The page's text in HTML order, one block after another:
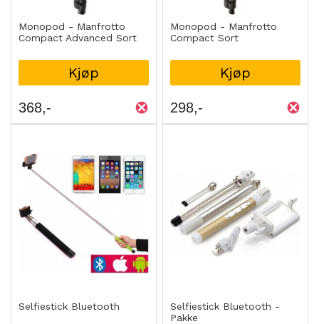
Monopod - Manfrotto
Compact Advanced Sort
Kjøp
368
Monopod - Manfrotto
Compact Sort
Kjøp
298
Selfiestick Bluetooth
Selfiestick Bluetooth -
Pakke